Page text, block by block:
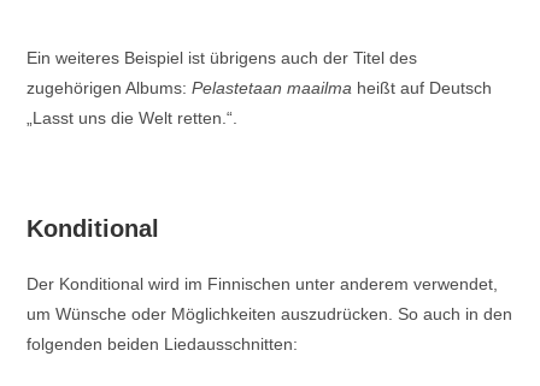
Ein weiteres Beispiel ist übrigens auch der Titel des
zugehörigen Albums:Pelastetaan maailma heißt auf Deutsch
„Lasst uns die Welt retten.“.
Konditional
Der Konditional wird im Finnischen unter anderem verwendet,
um Wünsche oder Möglichkeiten auszudrücken. So auch in den
folgenden beiden Liedausschnitten: